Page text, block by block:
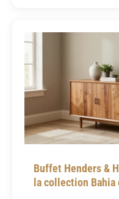
Buffet Henders &
la collection